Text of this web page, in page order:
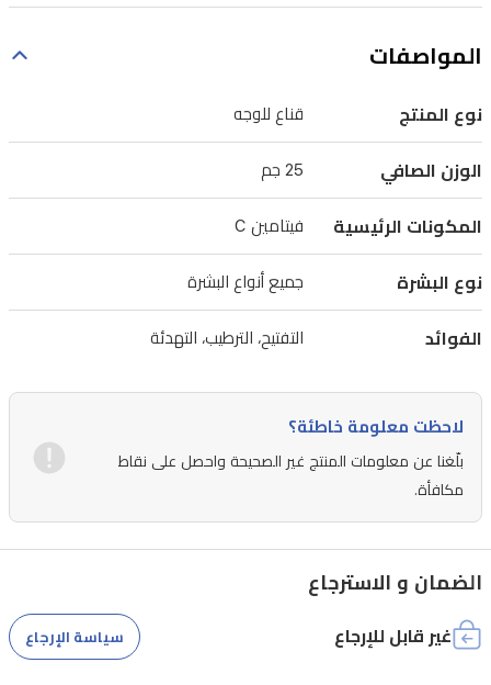
البشرة.
المواصفات
نوع المنتج قناع للوجه
الوزن الصافي 25 جم
المكونات الرئيسية فيتامين C
نوع البشرة جميع أنواع البشرة
الفوائد التفتيح، الترطيب، التهدئة
لاحظت معلومة خاطئة؟
بلّغنا عن معلومات المنتج غير الصحيحة واحصل على نقاط
مكافأة.
الضمان و الاسترجاع
غير قابل للإرجاع سياسة الإرجاع